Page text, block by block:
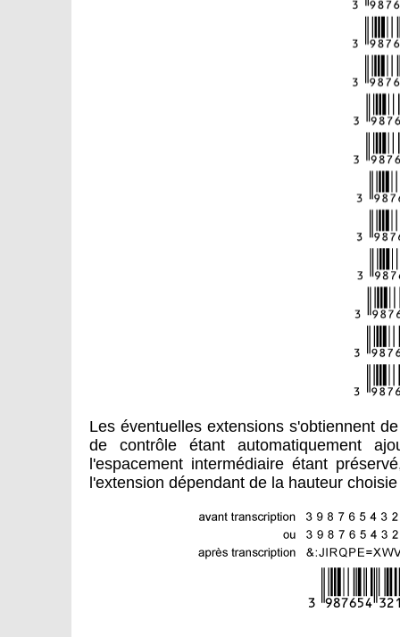
Les éventuelles extensions s'obtiennent
de contrôle étant automatiquement
l'espacement intermédiaire étant
l'extension dépendant de la hauteur